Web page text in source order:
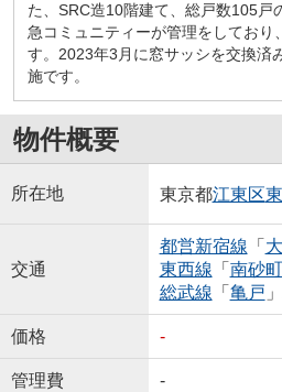
た、SRC造10階建て、総戸数105戸
急コミュニティーが管理をしており
す。2023年3月に窓サッシを交換済
施です。
物件概要
所在地 東京都江東区
交通
都営新宿線 「
東西線 「 南砂町
総武線 「 亀戸
価格 -
管理費 -